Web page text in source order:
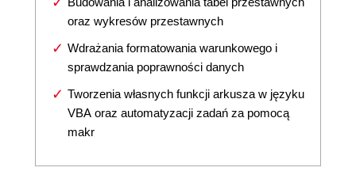
oraz wykresów przestawnych
Wdrażania formatowania warunkowego i
sprawdzania poprawności danych
Tworzenia własnych funkcji arkusza w języku
VBA oraz automatyzacji zadań za pomocą
makr